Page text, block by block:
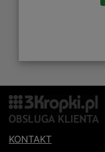
KONTAKT